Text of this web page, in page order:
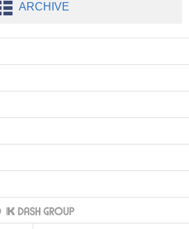
ARCHIVE